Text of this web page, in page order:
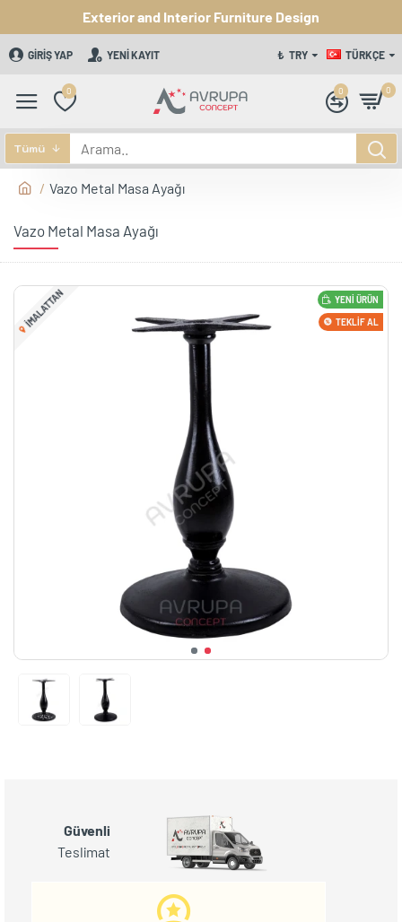
Exterior and Interior Furniture Design
GIRIŞ YAP YENI KAYIT ₺ TRY TÜRKÇE
0 0 0
Tümü
Vazo Metal Masa Ayağı
Vazo Metal Masa Ayağı
YENI ÜRÜN
IMALATTAN TEKLIF AL
Güvenli
Teslimat